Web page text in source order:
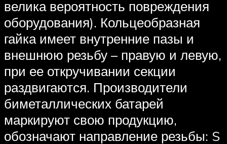
велика вероятность повреждения
оборудования). Кольцеобразная
гайка имеет внутренние пазы и
внешнюю резьбу – правую и левую,
при ее откручивании секции
раздвигаются. Производители
биметаллических батарей
маркируют свою продукцию,
обозначают направление резьбы: S